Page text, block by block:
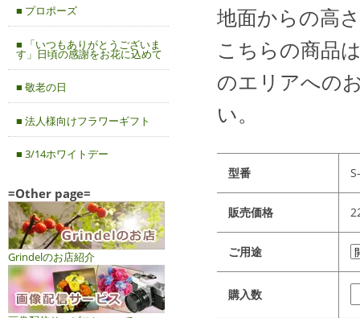
地面からの高
こちらの商品
のエリアへの
い。
型番
販売価格
ご用途
購入数
■ プロポーズ
■ 「いつもありがとうございま
す」日頃の感謝をお花に込めて
■ 敬老の日
■ 法人様向けフラワーギフト
■ 3/14ホワイトデー
=Other page=
Grindelのお店紹介